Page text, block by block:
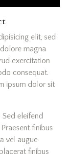
elit, sed
magna
exercitation
consequat.
ipsum dolor sit
eleifend
finibus
vel augue
finibus